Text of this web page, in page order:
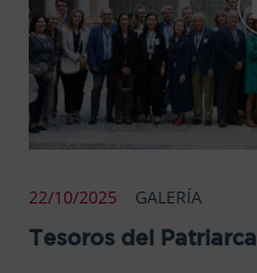
22/10/2025 GALERÍA
Tesoros del Patriarca